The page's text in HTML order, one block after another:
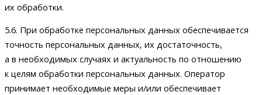
их обработки.
5.6. При обработке персональных данных обеспечивается
точность персональных данных, их достаточность,
а в необходимых случаях и актуальность по отношению
к целям обработки персональных данных. Оператор
принимает необходимые меры и/или обеспечивает